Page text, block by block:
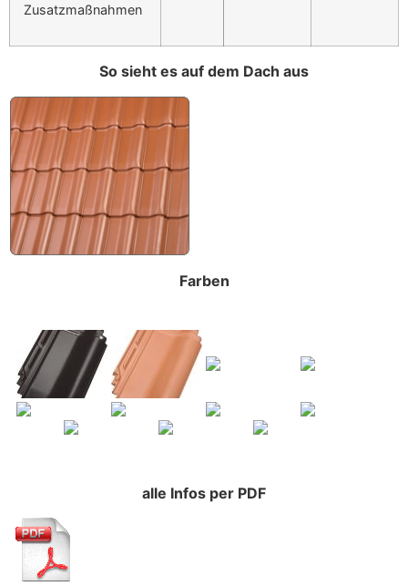
Zusatzmaßnahmen
So sieht es auf dem Dach aus
Farben
alle Infos per PDF